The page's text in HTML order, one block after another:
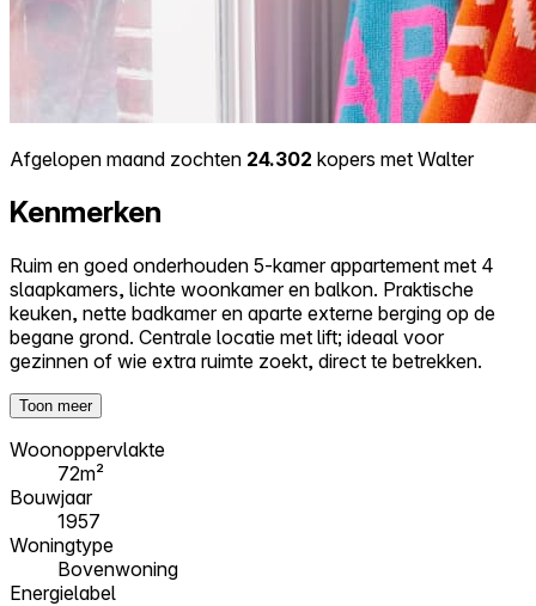
Afgelopen maand zochten 24.302 kopers met Walter
Kenmerken
Ruim en goed onderhouden 5-kamer appartement met 4
slaapkamers, lichte woonkamer en balkon. Praktische
keuken, nette badkamer en aparte externe berging op de
begane grond. Centrale locatie met lift; ideaal voor
gezinnen of wie extra ruimte zoekt, direct te betrekken.
Toon meer
Woonoppervlakte
72m²
Bouwjaar
1957
Woningtype
Bovenwoning
Energielabel